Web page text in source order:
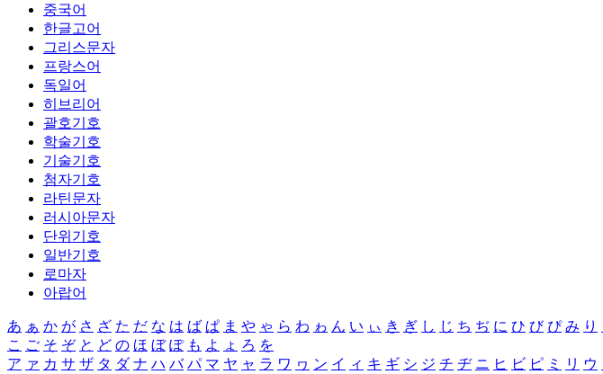
중국어
한글고어
그리스문자
프랑스어
독일어
히브리어
괄호기호
학술기호
기술기호
첨자기호
라틴문자
러시아문자
단위기호
일반기호
로마자
아랍어
あ ぁ か が さ ざ た だ な は ば ぱ ま や ゃ ら わ ゎ ん い ぃ き ぎ し じ ち ぢ に ひ び ぴ み り
こ ご そ ぞ と ど の ほ ぼ ぽ も よ ょ ろ を
ア ァ カ サ ザ タ ダ ナ ハ バ パ マ ヤ ャ ラ ワ ヮ ン イ ィ キ ギ シ ジ チ ヂ ニ ヒ ビ ピ ミ リ ウ